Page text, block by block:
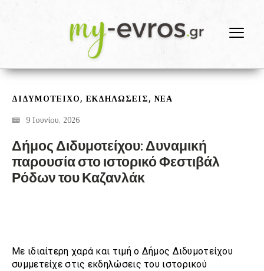
ΔΙΔΥΜΌΤΕΙΧΟ ,ΕΚΔΗΛΩΣΕΙΣ , ΝΕΑ
9 Ιουνίου, 2026
Δήμος Διδυμοτείχου: Δυναμική
παρουσία στο ιστορικό Φεστιβάλ
Ρόδων του Καζανλάκ
Με ιδιαίτερη χαρά και τιμή ο Δήμος Διδυμοτείχου
συμμετείχε στις εκδηλώσεις του ιστορικού